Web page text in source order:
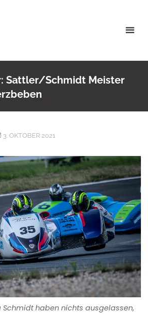
Sattler/Schmidt Meister
3. OKTOBER 2021
Schmidt haben nichts ausgelassen,